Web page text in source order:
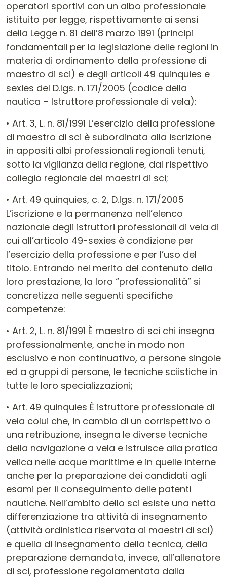
operatori sportivi con un albo professionale
istituito per legge, rispettivamente ai sensi
della Legge n. 81 dell’8 marzo 1991 (principi
fondamentali per la legislazione delle regioni in
materia di ordinamento della professione di
maestro di sci) e degli articoli 49 quinquies e
sexies del D.lgs. n. 171/2005 (codice della
nautica – Istruttore professionale di vela):
• Art. 3, L. n. 81/1991 L’esercizio della professione
di maestro di sci è subordinata alla iscrizione
in appositi albi professionali regionali tenuti,
sotto la vigilanza della regione, dal rispettivo
collegio regionale dei maestri di sci;
• Art. 49 quinquies, c. 2, D.lgs. n. 171/2005
L’iscrizione e la permanenza nell’elenco
nazionale degli istruttori professionali di vela di
cui all’articolo 49-sexies è condizione per
l’esercizio della professione e per l’uso del
titolo. Entrando nel merito del contenuto della
loro prestazione, la loro “professionalità” si
concretizza nelle seguenti specifiche
competenze:
• Art. 2, L. n. 81/1991 È maestro di sci chi insegna
professionalmente, anche in modo non
esclusivo e non continuativo, a persone singole
ed a gruppi di persone, le tecniche sciistiche in
tutte le loro specializzazioni;
• Art. 49 quinquies È istruttore professionale di
vela colui che, in cambio di un corrispettivo o
una retribuzione, insegna le diverse tecniche
della navigazione a vela e istruisce alla pratica
velica nelle acque marittime e in quelle interne
anche per la preparazione dei candidati agli
esami per il conseguimento delle patenti
nautiche. Nell’ambito dello sci esiste una netta
differenziazione tra attività di insegnamento
(attività ordinistica riservata ai maestri di sci)
e quella di insegnamento della tecnica, della
preparazione demandata, invece, all’allenatore
di sci, professione regolamentata dalla